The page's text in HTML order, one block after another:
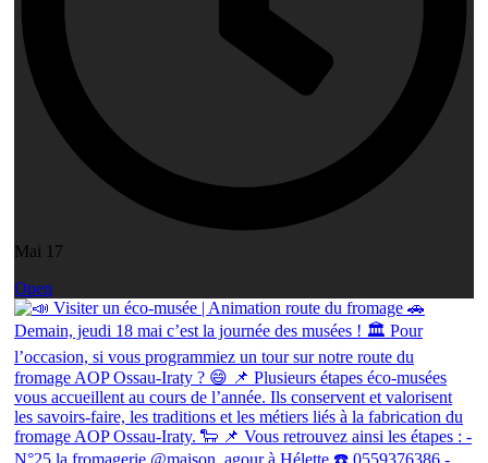
Mai 17
Open